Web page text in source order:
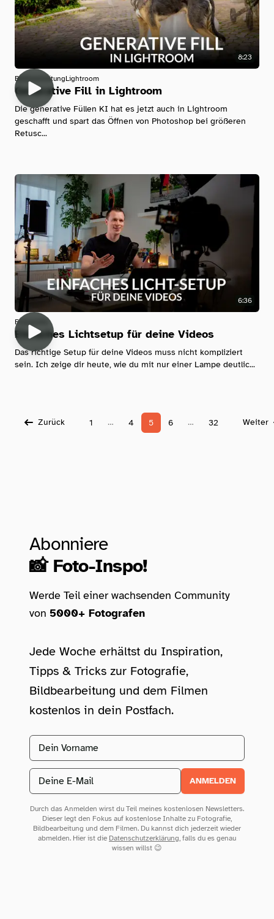
8:23
BildbearbeitungLightroom
Generative Fill in Lightroom
Die generative Füllen KI hat es jetzt auch in Lightroom
geschafft und spart das Öffnen von Photoshop bei größeren
Retusc...
6:36
Fotografie
Einfaches Lichtsetup für deine Videos
Das richtige Setup für deine Videos muss nicht kompliziert
sein. Ich zeige dir heute, wie du mit nur einer Lampe deutlic...
Zurück 1 … 4 5 6 … 32 Weiter
Abonniere
📸 Foto-Inspo!
Werde Teil einer wachsenden Community
von 5000+ Fotografen
Jede Woche erhältst du Inspiration,
Tipps & Tricks zur Fotografie,
Bildbearbeitung und dem Filmen
kostenlos in dein Postfach.
Vorname
Email address ANMELDEN
Durch das Anmelden wirst du Teil meines kostenlosen Newsletters.
Dieser legt den Fokus auf kostenlose Inhalte zu Fotografie,
Bildbearbeitung und dem Filmen. Du kannst dich jederzeit wieder
abmelden. Hier ist die Datenschutzerklärung, falls du es genau
wissen willst 😉